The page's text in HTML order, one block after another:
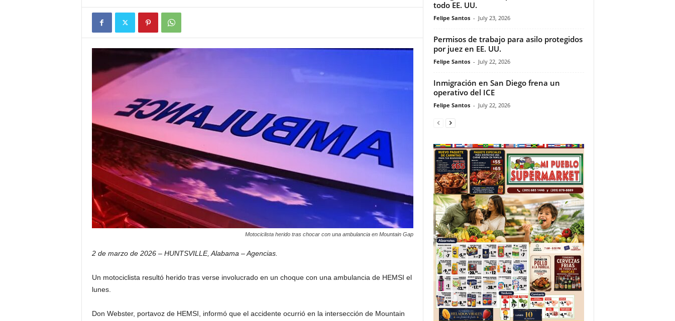
r
d
Motociclista herido tras chocar con una ambulancia en Mountain Gap
2 de marzo de 2026 – HUNTSVILLE, Alabama – Agencias.
Un motociclista resultó herido tras verse involucrado en un choque con una ambulancia de HEMSI el
lunes.
Don Webster, portavoz de HEMSI, informó que el accidente ocurrió en la intersección de Mountain
todo EE. UU.
Felipe Santos - July 23, 2026
Permisos de trabajo para asilo protegidos
por juez en EE. UU.
Felipe Santos - July 22, 2026
Inmigración en San Diego frena un
operativo del ICE
Felipe Santos - July 22, 2026